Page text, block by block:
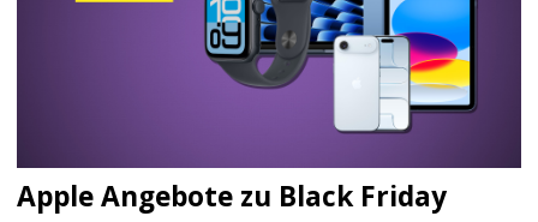
Apple Angebote zu Black Friday